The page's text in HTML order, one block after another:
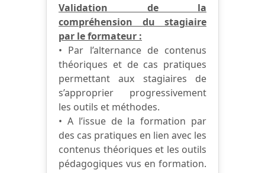
Validation de la
compréhension du stagiaire
par le formateur :
• Par l’alternance de contenus
théoriques et de cas pratiques
permettant aux stagiaires de
s’approprier progressivement
les outils et méthodes.
• A l’issue de la formation par
des cas pratiques en lien avec les
contenus théoriques et les outils
pédagogiques vus en formation.